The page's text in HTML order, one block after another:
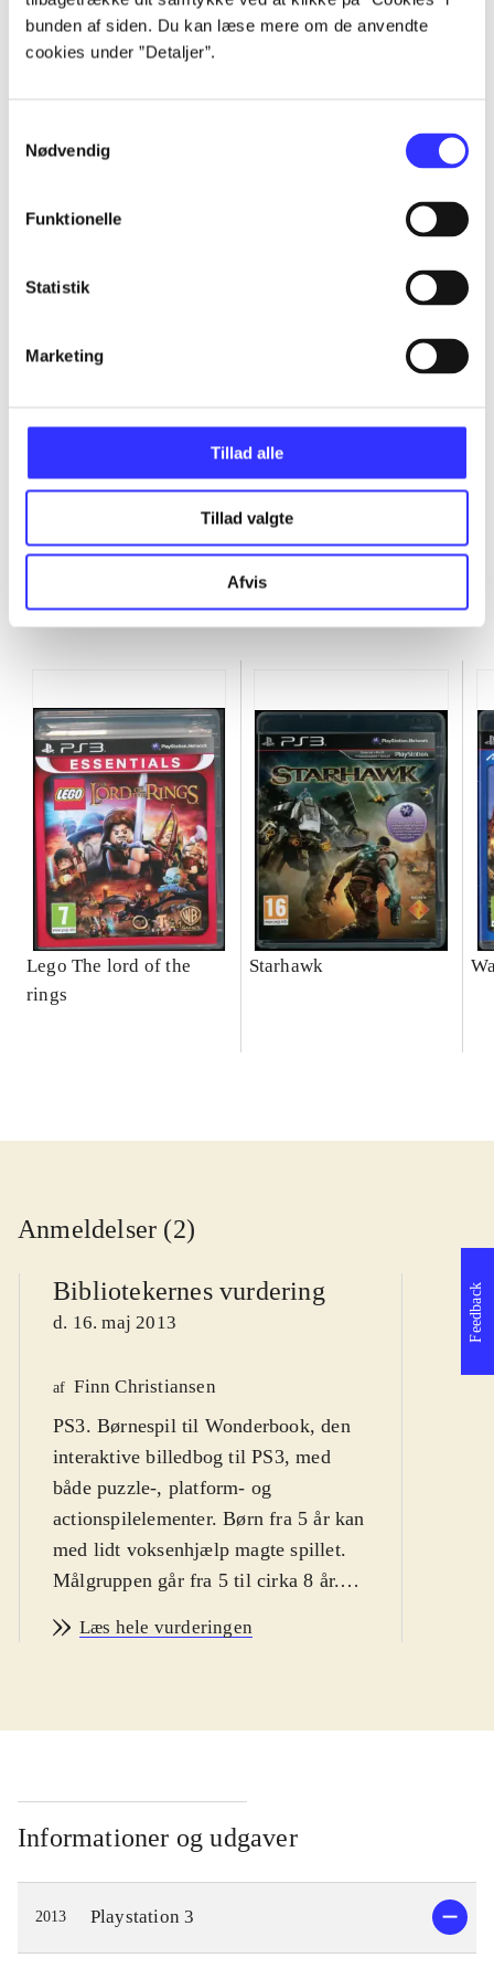
bunden af siden. Du kan læse mere om de anvendte
cookies under ”Detaljer”.
Nødvendig
Funktionelle
Statistik
Marketing
Tillad alle
Tillad valgte
Afvis
Artikler
...
Minder om
Lego The lord of the
rings
Starhawk
Anmeldelser (2)
Bibliotekernes vurdering
d. 16. maj 2013
af Finn Christiansen
PS3. Børnespil til Wonderbook, den
interaktive billedbog til PS3, med
både puzzle-, platform- og
actionspilelementer. Børn fra 5 år kan
med lidt voksenhjælp magte spillet.
Målgruppen går fra 5 til cirka 8 år.
for voldsomt indhold.
om hvem, der skubbede Humpty
en hjælper med - og det er dig,
spilleren. For at løse mysteriet, skal
spilleren følge Diggs' instruktioner
og interagere med Wonderbook'en.
Hvis Diggs fx skal undersøge et
mørkt hjørne af skærmen, kan
Læs hele vurderingen
Informationer og udgaver
2013 Playstation 3
Feedback